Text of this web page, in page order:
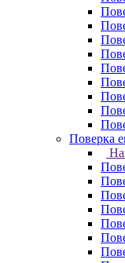
Поверка